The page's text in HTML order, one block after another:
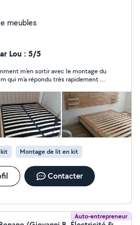
de meubles
Lou : 5/5
m'en sortir avec le montage du
pas la prochaine 😊
Montage de lit en kit
Contacter
Auto-entrepreneur